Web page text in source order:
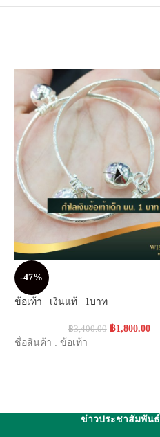
-47%
ข้อเท้า | เงินแท้ | 1บาท
฿3,400.00 ฿1,800.00
ชื่อสินค้า : ข้อเท้า
ข่าวประชาสัมพันธ์